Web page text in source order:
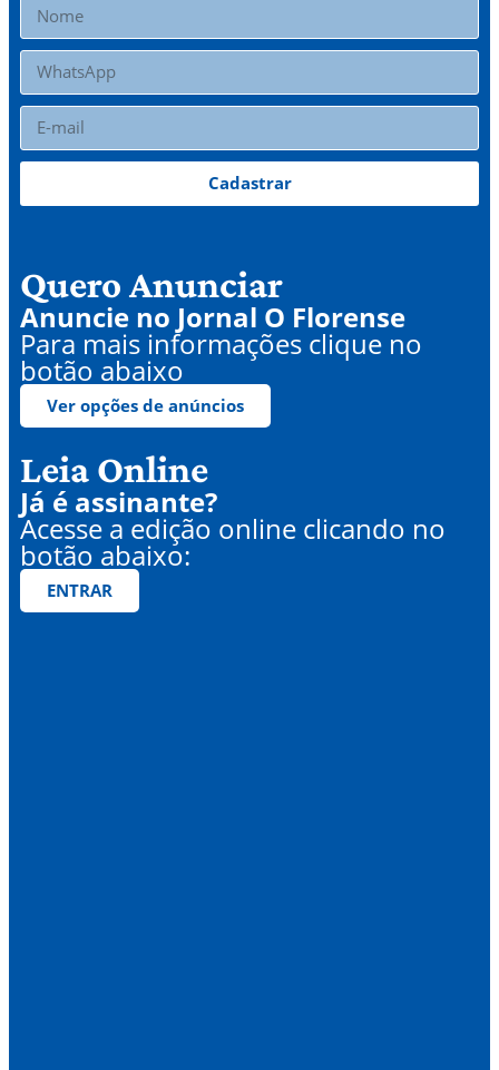
Cadastrar
Quero Anunciar
Anuncie no Jornal O Florense
Para mais informações clique no
botão abaixo
Ver opções de anúncios
Leia Online
Já é assinante?
Acesse a edição online clicando no
botão abaixo:
ENTRAR